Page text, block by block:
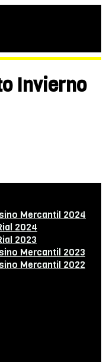
Invierno
Mercantil 2024
2024
2023
Mercantil 2023
Mercantil 2022